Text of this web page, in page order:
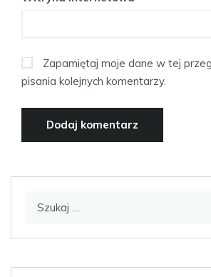
Zapamiętaj moje dane w tej
pisania kolejnych komentarzy.